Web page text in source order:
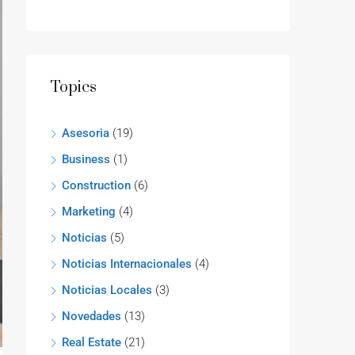
Topics
Asesoria (19)
Business (1)
Construction (6)
Marketing (4)
Noticias (5)
Noticias Internacionales (4)
Noticias Locales (3)
Novedades (13)
Real Estate (21)